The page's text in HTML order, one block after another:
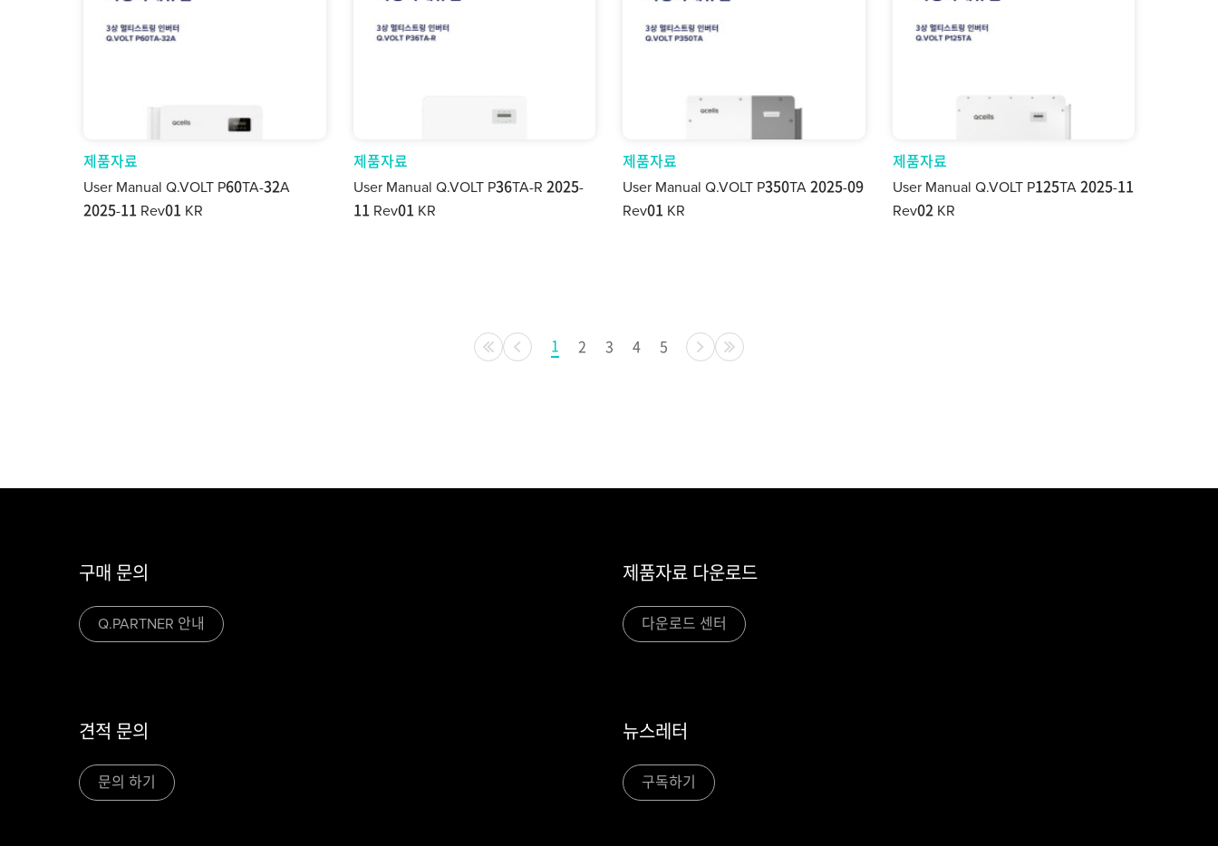
제품자료
User Manual Q.VOLT P60TA-32A
2025-11 Rev01 KR
제품자료
User Manual Q.VOLT P36TA-R 2025-
11 Rev01 KR
제품자료
User Manual Q.VOLT P350TA 2025-09
Rev01 KR
제품자료
User Manual Q.VOLT P125TA 2025-11
Rev02 KR
1 2 3 4 5
구매 문의
Q.PARTNER 안내
제품자료 다운로드
다운로드 센터
견적 문의
문의 하기
뉴스레터
구독하기